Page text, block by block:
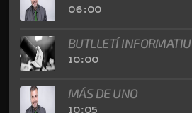
06:00
BUTLLETÍ INFORMATIU
10:00
MÁS DE UNO
10:05